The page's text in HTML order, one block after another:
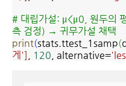
# 대립가설: μ<μ0, 원두의
측 검정) → 귀무가설 채택
print(stats.ttest_1samp(
게'] 120 , alternative=